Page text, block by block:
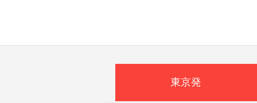
東京発